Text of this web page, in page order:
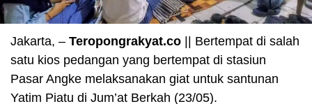
Jakarta, – Teropongrakyat.co || Bertempat di salah
satu kios pedangan yang bertempat di stasiun
Pasar Angke melaksanakan giat untuk santunan
Yatim Piatu di Jum’at Berkah (23/05).